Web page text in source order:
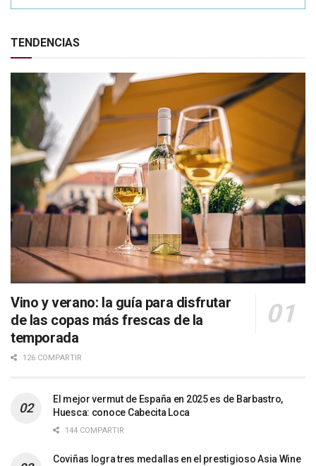
TENDENCIAS
Vino y verano: la guía para disfrutar
de las copas más frescas de la
temporada
126 COMPARTIR
El mejor vermut de España en 2025 es de Barbastro,
Huesca: conoce Cabecita Loca
144 COMPARTIR
Coviñas logra tres medallas en el prestigioso Asia Wine